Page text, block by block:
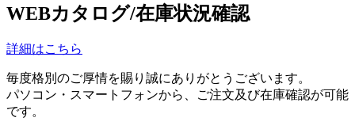
WEBカタログ/在庫状況確認
詳細はこちら
毎度格別のご厚情を賜り誠にありがとうございます。
パソコン・スマートフォンから、ご注文及び在庫確認が可能
です。